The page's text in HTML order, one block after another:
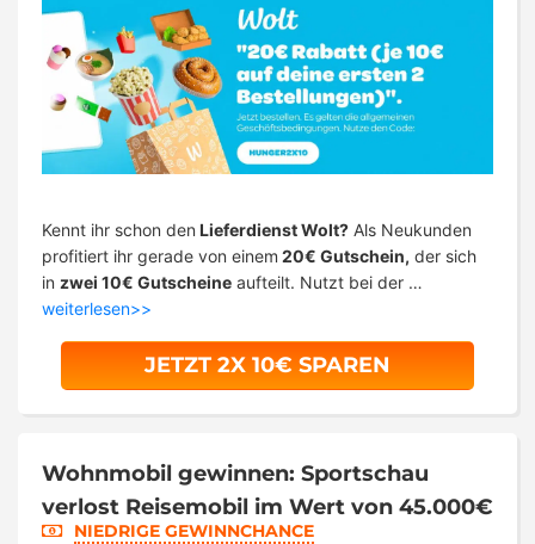
Kennt ihr schon den Lieferdienst Wolt? Als Neukunden
profitiert ihr gerade von einem 20€ Gutschein, der sich
in zwei 10€ Gutscheine aufteilt. Nutzt bei der …
weiterlesen>>
JETZT 2X 10€ SPAREN
Wohnmobil gewinnen: Sportschau
verlost Reisemobil im Wert von 45.000€
NIEDRIGE GEWINNCHANCE